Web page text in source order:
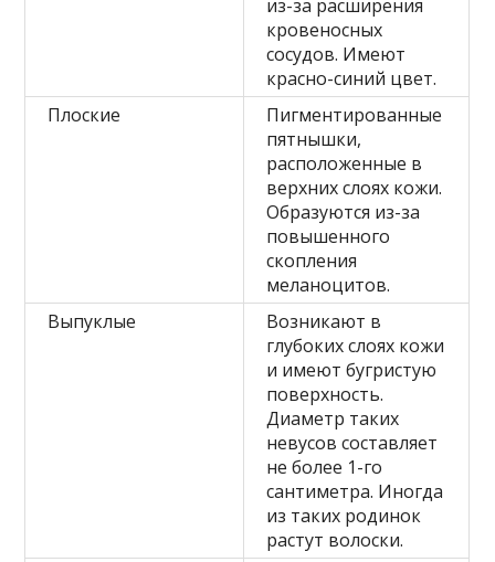
из-за расширения
кровеносных
сосудов. Имеют
красно-синий цвет.
Плоские
Пигментированные
пятнышки,
расположенные в
верхних слоях кожи.
Образуются из-за
повышенного
скопления
меланоцитов.
Выпуклые
Возникают в
глубоких слоях кожи
и имеют бугристую
поверхность.
Диаметр таких
невусов составляет
не более 1-го
сантиметра. Иногда
из таких родинок
растут волоски.